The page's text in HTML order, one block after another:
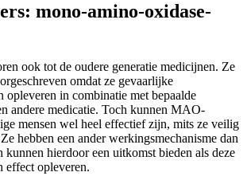
mono-amino-oxidase-
ook tot de oudere generatie medicijnen. Ze
omdat ze gevaarlijke
in combinatie met bepaalde
andere medicatie. Toch kunnen MAO-
mensen wel heel effectief zijn, mits ze veilig
hebben een ander werkingsmechanisme dan
kunnen hierdoor een uitkomst bieden als deze
effect opleveren.